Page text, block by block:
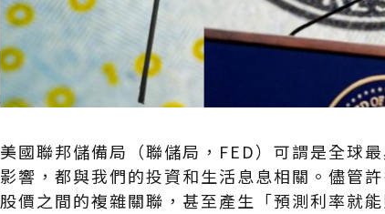
美國聯邦儲備局（聯儲局，FED）可謂是全球
影響，都與我們的投資和生活息息相關。儘管
股價之間的複雜關聯，甚至產生「預測利率就能